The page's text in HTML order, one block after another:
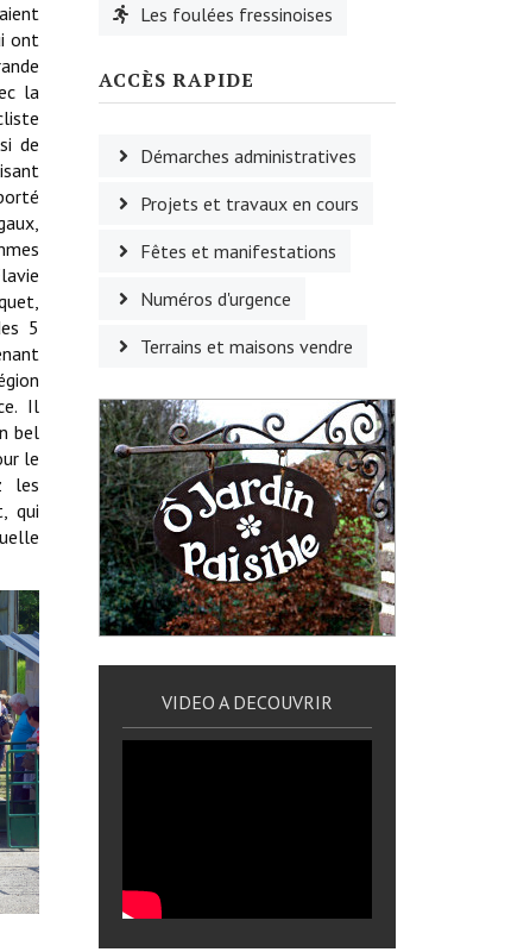
ont
la
de
5
Il
bel
le
les
qui
Les foulées fressinoises
ACCÈS RAPIDE
Démarches administratives
Projets et travaux en cours
Fêtes et manifestations
Numéros d'urgence
Terrains et maisons vendre
VIDEO A DECOUVRIR